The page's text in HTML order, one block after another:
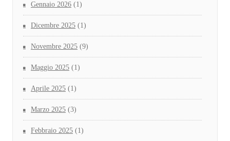
Gennaio 2026 (1)
Dicembre 2025 (1)
Novembre 2025 (9)
Maggio 2025 (1)
Aprile 2025 (1)
Marzo 2025 (3)
Febbraio 2025 (1)